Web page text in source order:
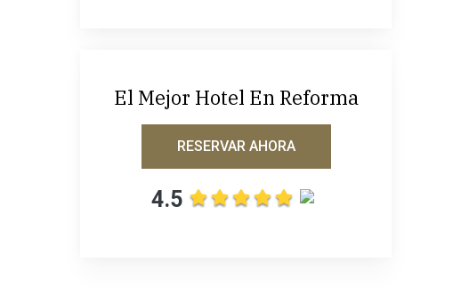
El Mejor Hotel En Reforma
RESERVAR AHORA
4.5